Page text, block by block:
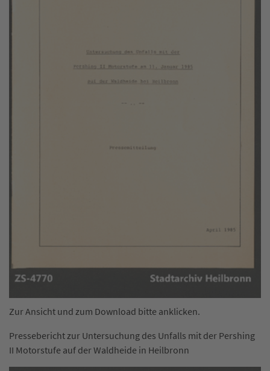
Zur Ansicht und zum Download bitte anklicken.
Pressebericht zur Untersuchung des Unfalls mit der Pershing
II Motorstufe auf der Waldheide in Heilbronn